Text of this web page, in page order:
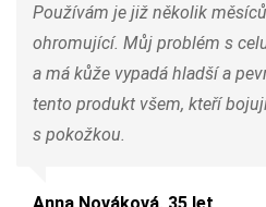
Používám je již několik
ohromující. Můj problém s
a má kůže vypadá hladší a
tento produkt všem, kteří
s pokožkou.
Anna Nováková, 35 let